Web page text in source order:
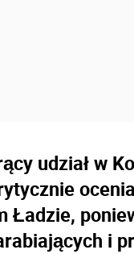
udział w
Ładzie,
i